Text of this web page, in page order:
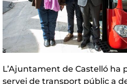
L’Ajuntament de Castelló ha
servei de transport públic a